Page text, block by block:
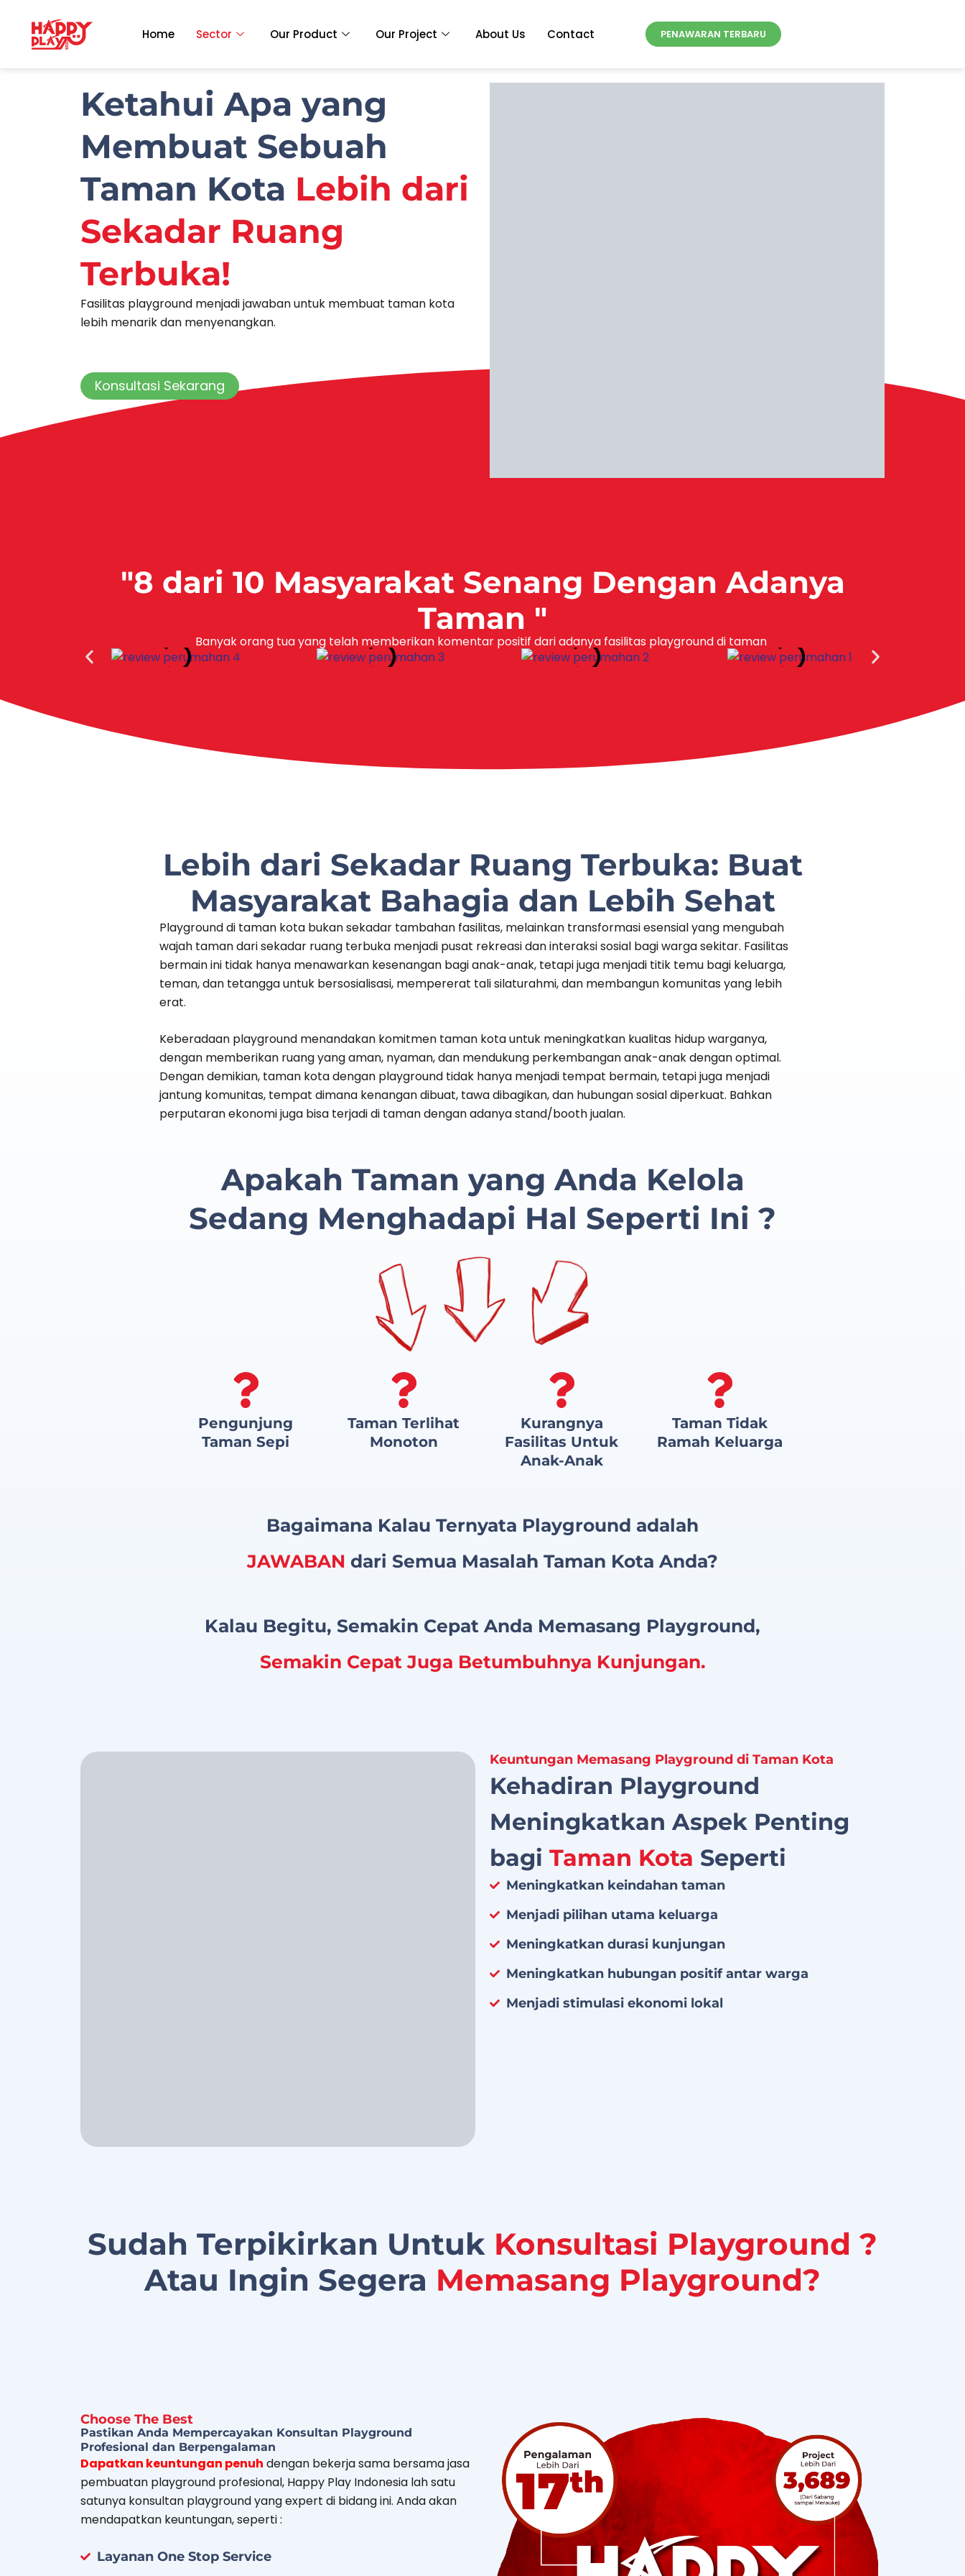
content
Home Sector Our Product Our Project About Us Contact PENAWARAN TERBARU
Ketahui Apa yang
Membuat Sebuah
Taman Kota Lebih dari
Sekadar Ruang
Terbuka!
Fasilitas playground menjadi jawaban untuk membuat taman kota
lebih menarik dan menyenangkan.​
Konsultasi Sekarang
"8 dari 10 Masyarakat Senang Dengan Adanya
Taman "
Banyak orang tua yang telah memberikan komentar positif dari adanya fasilitas playground di taman
Lebih dari Sekadar Ruang Terbuka: Buat
Masyarakat Bahagia dan Lebih Sehat
Playground di taman kota bukan sekadar tambahan fasilitas, melainkan transformasi esensial yang mengubah
wajah taman dari sekadar ruang terbuka menjadi pusat rekreasi dan interaksi sosial bagi warga sekitar. Fasilitas
bermain ini tidak hanya menawarkan kesenangan bagi anak-anak, tetapi juga menjadi titik temu bagi keluarga,
teman, dan tetangga untuk bersosialisasi, mempererat tali silaturahmi, dan membangun komunitas yang lebih
erat.
Keberadaan playground menandakan komitmen taman kota untuk meningkatkan kualitas hidup warganya,
dengan memberikan ruang yang aman, nyaman, dan mendukung perkembangan anak-anak dengan optimal.
Dengan demikian, taman kota dengan playground tidak hanya menjadi tempat bermain, tetapi juga menjadi
jantung komunitas, tempat dimana kenangan dibuat, tawa dibagikan, dan hubungan sosial diperkuat. Bahkan
perputaran ekonomi juga bisa terjadi di taman dengan adanya stand/booth jualan.
Apakah Taman yang Anda Kelola
Sedang Menghadapi Hal Seperti Ini ?
Pengunjung
Taman Sepi
Taman Terlihat
Monoton
Kurangnya
Fasilitas Untuk
Anak-Anak
Taman Tidak
Ramah Keluarga
Bagaimana Kalau Ternyata Playground adalah
JAWABAN dari Semua Masalah Taman Kota Anda?
Kalau Begitu, Semakin Cepat Anda Memasang Playground,
Semakin Cepat Juga Betumbuhnya Kunjungan.
Keuntungan Memasang Playground di Taman Kota
Kehadiran Playground
Meningkatkan Aspek Penting
bagi Taman Kota Seperti
Meningkatkan keindahan taman
Menjadi pilihan utama keluarga
Meningkatkan durasi kunjungan
Meningkatkan hubungan positif antar warga
Menjadi stimulasi ekonomi lokal
Sudah Terpikirkan Untuk Konsultasi Playground ?
Atau Ingin Segera Memasang Playground?
Choose The Best
Pastikan Anda Mempercayakan Konsultan Playground
Profesional dan Berpengalaman
Dapatkan keuntungan penuh dengan bekerja sama bersama jasa
pembuatan playground profesional, Happy Play Indonesia lah satu
satunya konsultan playground yang expert di bidang ini. Anda akan
mendapatkan keuntungan, seperti :
Layanan One Stop Service